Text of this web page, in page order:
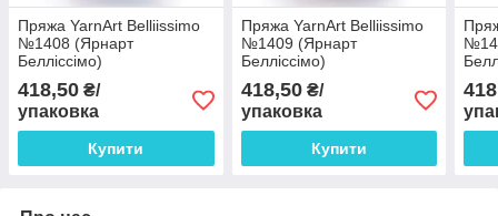
Пряжа YarnArt Belliissimo
№1408 (Ярнарт
Белліссімо)
418,50 ₴/
упаковка
Купити
Пряжа YarnArt Belliissimo
№1409 (Ярнарт
Белліссімо)
418,50₴/
упаковка
Купити